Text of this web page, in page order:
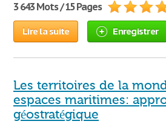
3 643 Mots / 15 Pages
Lire la suite Enregistrer
Les territoires de la
espaces maritimes:
géostratégique